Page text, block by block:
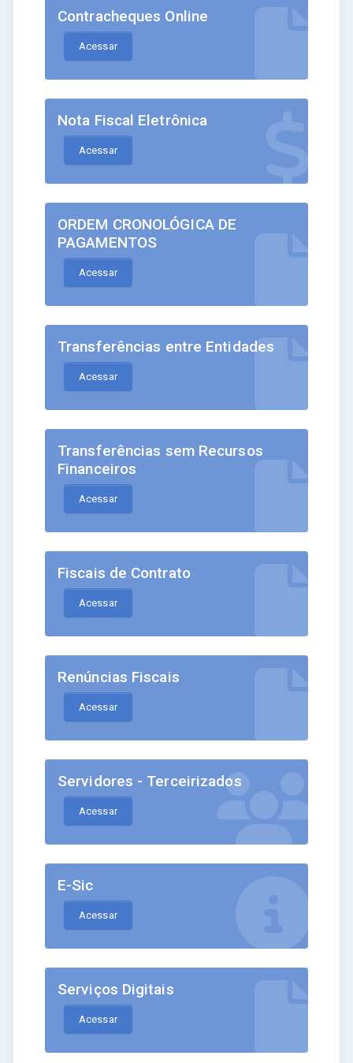
Contracheques Online
Acessar
Nota Fiscal Eletrônica
Acessar
ORDEM CRONOLÓGICA DE
PAGAMENTOS
Acessar
Transferências entre Entidades
Acessar
Transferências sem Recursos
Financeiros
Acessar
Fiscais de Contrato
Acessar
Renúncias Fiscais
Acessar
Servidores - Terceirizados
Acessar
E-Sic
Acessar
Serviços Digitais
Acessar